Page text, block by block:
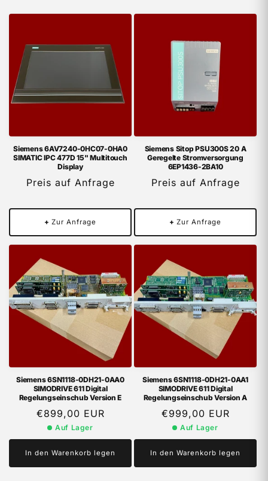
Siemens 6AV7240-0HC07-0HA0
SIMATIC IPC 477D 15" Multitouch
Display
Preis auf Anfrage
+ Zur Anfrage
Siemens Sitop PSU300S 20 A
Geregelte Stromversorgung
6EP1436-2BA10
Preis auf Anfrage
+ Zur Anfrage
Siemens 6SN1118-0DH21-0AA0
SIMODRIVE 611 Digital
Regelungseinschub Version E
Normaler
Preis
€899,00 EUR
Auf Lager
In den Warenkorb legen
Siemens 6SN1118-0DH21-0AA1
SIMODRIVE 611 Digital
Regelungseinschub Version A
Normaler
Preis
€999,00 EUR
Auf Lager
In den Warenkorb legen